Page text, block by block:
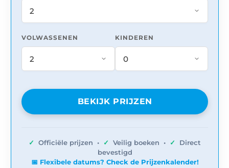
VOLWASSENEN KINDEREN
BEKIJK PRIJZEN
✓ Officiële prijzen • ✓ Veilig boeken • ✓
Direct
bevestigd
📅 Flexibele datums? Check de Prijzenkalender!